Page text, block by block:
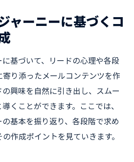
ャーニーに基づくコ
基づいて、リードの心理や各段
り添ったメールコンテンツを作
興味を自然に引き出し、スムー
くことができます。ここでは、
基本を振り返り、各段階で求め
作成ポイントを見ていきます。